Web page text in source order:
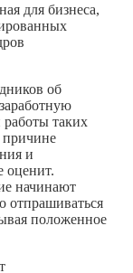
для бизнеса,
об
работы таких
причине
и
оценит.
начинают
отпрашиваться
положенное